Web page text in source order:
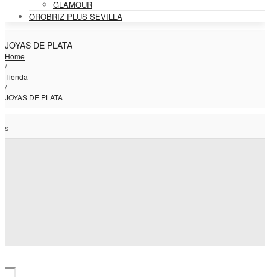
GLAMOUR
OROBRIZ PLUS SEVILLA
JOYAS DE PLATA
Home
/
Tienda
/
JOYAS DE PLATA